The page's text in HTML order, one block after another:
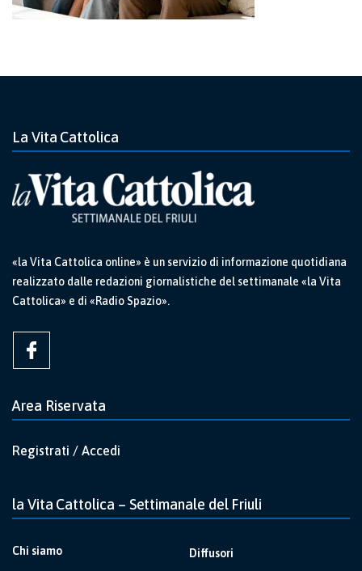
La Vita Cattolica
«la Vita Cattolica online» è un servizio di informazione quotidiana
realizzato dalle redazioni giornalistiche del settimanale «la Vita
Cattolica» e di «Radio Spazio».
Area Riservata
Registrati / Accedi
la Vita Cattolica – Settimanale del Friuli
Chi siamo Diffusori